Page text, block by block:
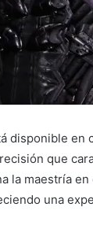
disponible en
que
la maestría en
una